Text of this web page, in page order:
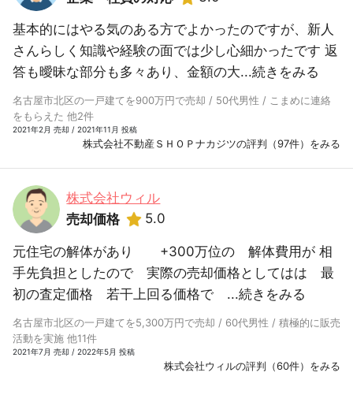
基本的にはやる気のある方でよかったのですが、新人
さんらしく知識や経験の面では少し心細かったです 返
答も曖昧な部分も多々あり、金額の大...続きをみる
名古屋市北区の一戸建てを900万円で売却 / 50代男性 / こまめに連絡
をもらえた 他2件
2021年2月 売却 / 2021年11月 投稿
株式会社不動産ＳＨＯＰナカジツの評判（97件）をみる
株式会社ウィル
売却価格
5.0
元住宅の解体があり +300万位の 解体費用が 相
手先負担としたので 実際の売却価格としてはは 最
初の査定価格 若干上回る価格で ...続きをみる
名古屋市北区の一戸建てを5,300万円で売却 / 60代男性 / 積極的に販売
活動を実施 他11件
2021年7月 売却 / 2022年5月 投稿
株式会社ウィルの評判（60件）をみる